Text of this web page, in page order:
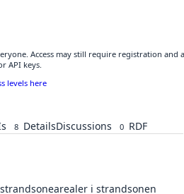
Access may still require registration and
API keys.
levels here
8 DetailsDiscussions 0 RDF
i strandsonen